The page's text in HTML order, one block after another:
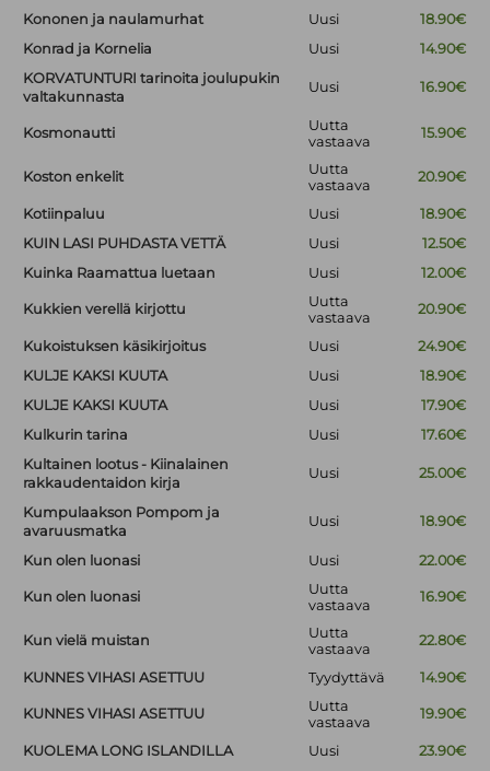
Kononen ja naulamurhat Uusi
18.90€
Konrad ja Kornelia
Uusi
14.90€
KORVATUNTURI tarinoita joulupukin
valtakunnasta
Uusi 16.90€
Kosmonautti
Uutta
vastaava
15.90€
Koston enkelit
Uutta
vastaava
20.90€
Kotiinpaluu Uusi
18.90€
KUIN LASI PUHDASTA VETTÄ
Uusi
12.50€
Kuinka Raamattua luetaan
Uusi 12.00€
Kukkien verellä kirjottu
Uutta
vastaava
20.90€
Kukoistuksen käsikirjoitus Uusi
24.90€
KULJE KAKSI KUUTA
Uusi
18.90€
KULJE KAKSI KUUTA
Uusi
17.90€
Kulkurin tarina
Uusi
17.60€
Kultainen lootus - Kiinalainen
rakkaudentaidon kirja
Uusi 25.00€
Kumpulaakson Pompom ja
avaruusmatka
Uusi 18.90€
Kun olen luonasi Uusi 22.00€
Kun olen luonasi
Uutta
vastaava
16.90€
Kun vielä muistan
Uutta
vastaava
22.80€
KUNNES VIHASI ASETTUU Tyydyttävä 14.90€
KUNNES VIHASI ASETTUU
Uutta
vastaava
19.90€
KUOLEMA LONG ISLANDILLA Uusi 23.90€